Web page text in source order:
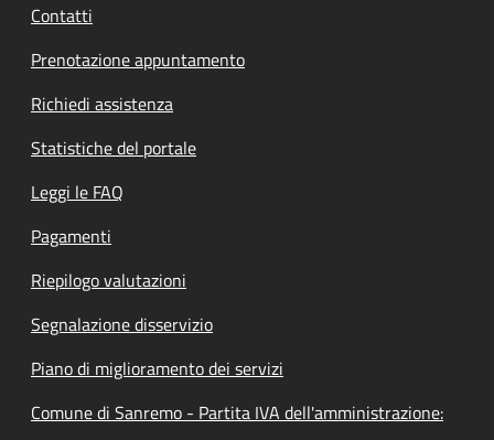
Contatti
Prenotazione appuntamento
Richiedi assistenza
Statistiche del portale
Leggi le FAQ
Pagamenti
Riepilogo valutazioni
Segnalazione disservizio
Piano di miglioramento dei servizi
Comune di Sanremo - Partita IVA dell'amministrazione: